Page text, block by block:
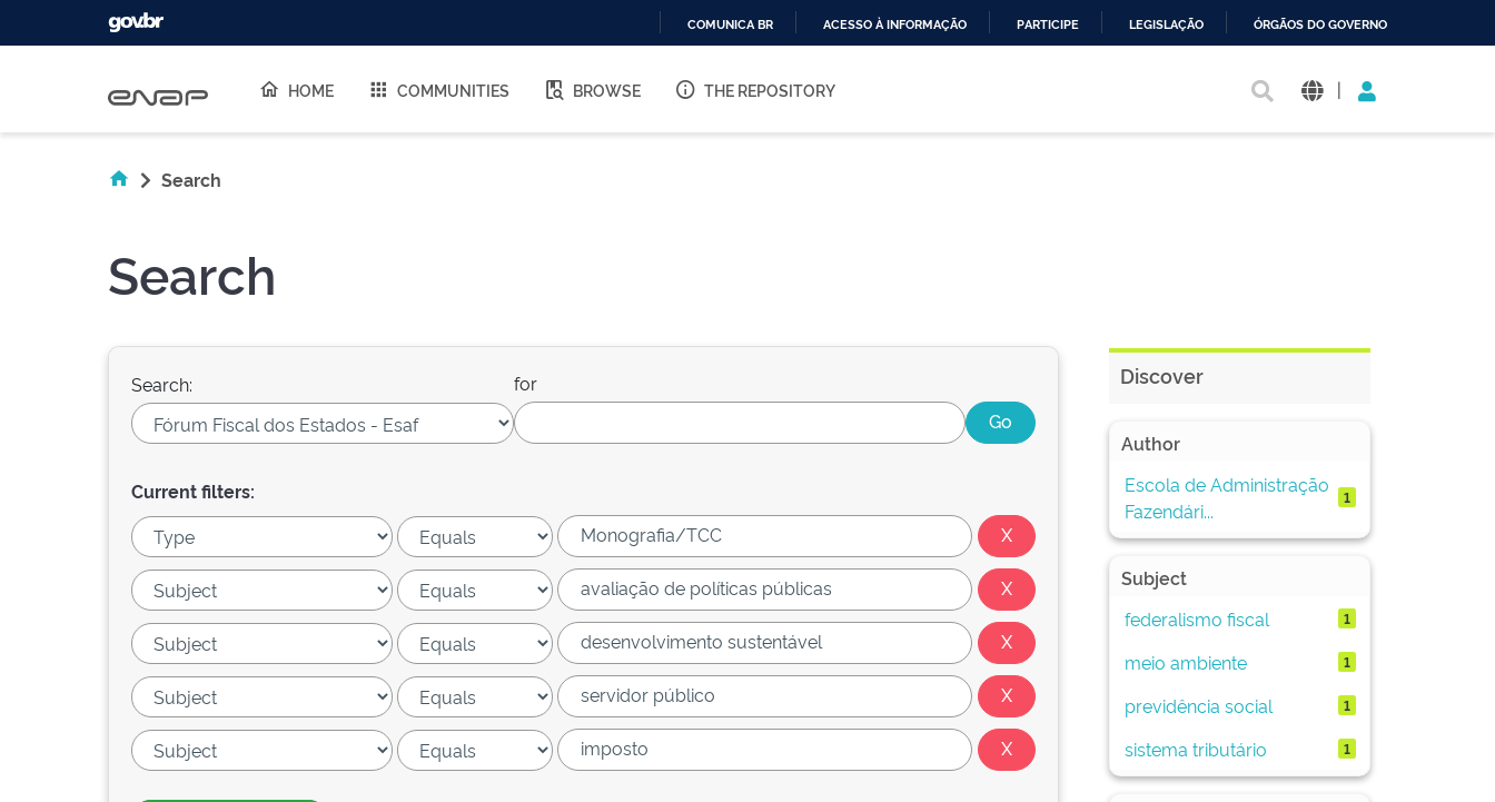
O
COMUNICA BR ACESSO À INFORMAÇÃO PARTICIPE LEGISLAÇÃO ÓRGÃOS DO GOVERNO
HOME COMMUNITIES BROWSE THE REPOSITORY |
Search
Search
Search: for
Current filters:
Discover
Author
Escola de Administração
Fazendári...
1
Subject
federalismo fiscal
1
meio ambiente 1
previdência social 1
sistema tributário 1